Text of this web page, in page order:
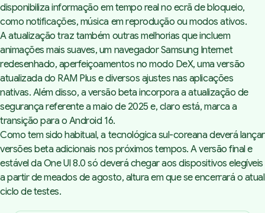
disponibiliza informação em tempo real no ecrã de bloqueio,
como notificações, música em reprodução ou modos ativos.
A atualização traz também outras melhorias que incluem
animações mais suaves, um navegador Samsung Internet
redesenhado, aperfeiçoamentos no modo DeX, uma versão
atualizada do RAM Plus e diversos ajustes nas aplicações
nativas. Além disso, a versão betaincorpora a atualização de
segurança referente a maio de 2025 e, claro está, marca a
transição para o Android 16.
Como tem sido habitual, a tecnológica sul-coreana deverá lançar
versõesbetaadicionais nos próximos tempos. A versão final e
estável da One UI 8.0 só deverá chegar aos dispositivos elegíveis
a partir de meados de agosto, altura em que se encerrará o atual
ciclo de testes.